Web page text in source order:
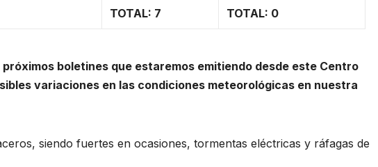
TOTAL: 7 TOTAL: 0
boletines que estaremos emitiendo desde este Centro
variaciones en las condiciones meteorológicas en nuestra
siendo fuertes en ocasiones, tormentas eléctricas y ráfagas de